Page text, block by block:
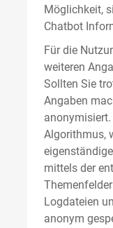
Möglichkeit,
Chatbot
Für die
weiteren
Sollten Sie
Angaben
Algorithmus,
mittels der
Logdateien
anonym